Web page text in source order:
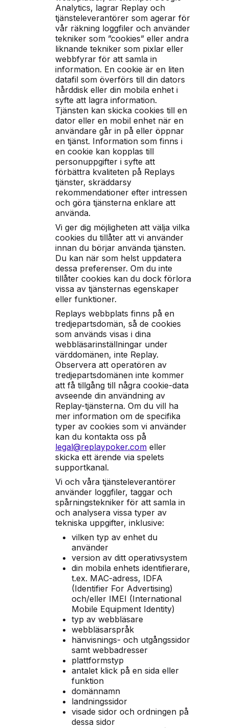
Analytics, lagrar Replay och
tjänsteleverantörer som agerar för
vår räkning loggfiler och använder
tekniker som ”cookies” eller andra
liknande tekniker som pixlar eller
webbfyrar för att samla in
information. En cookie är en liten
datafil som överförs till din dators
hårddisk eller din mobila enhet i
syfte att lagra information.
Tjänsten kan skicka cookies till en
dator eller en mobil enhet när en
användare går in på eller öppnar
en tjänst. Information som finns i
en cookie kan kopplas till
personuppgifter i syfte att
förbättra kvaliteten på Replays
tjänster, skräddarsy
rekommendationer efter intressen
och göra tjänsterna enklare att
använda.
Vi ger dig möjligheten att välja vilka
cookies du tillåter att vi använder
innan du börjar använda tjänsten.
Du kan när som helst uppdatera
dessa preferenser. Om du inte
tillåter cookies kan du dock förlora
vissa av tjänsternas egenskaper
eller funktioner.
Replays webbplats finns på en
tredjepartsdomän, så de cookies
som används visas i dina
webbläsarinställningar under
värddomänen, inte Replay.
Observera att operatören av
tredjepartsdomänen inte kommer
att få tillgång till några cookie-data
avseende din användning av
Replay-tjänsterna. Om du vill ha
mer information om de specifika
typer av cookies som vi använder
kan du kontakta oss på
legal@replaypoker.comeller
skicka ett ärende via spelets
supportkanal.
Vi och våra tjänsteleverantörer
använder loggfiler, taggar och
spårningstekniker för att samla in
och analysera vissa typer av
tekniska uppgifter, inklusive:
vilken typ av enhet du
använder
version av ditt operativsystem
din mobila enhets identifierare,
t.ex. MAC-adress, IDFA
(Identifier For Advertising)
och/eller IMEI (International
Mobile Equipment Identity)
typ av webbläsare
webbläsarspråk
hänvisnings- och utgångssidor
samt webbadresser
plattformstyp
antalet klick på en sida eller
funktion
domännamn
landningssidor
visade sidor och ordningen på
dessa sidor